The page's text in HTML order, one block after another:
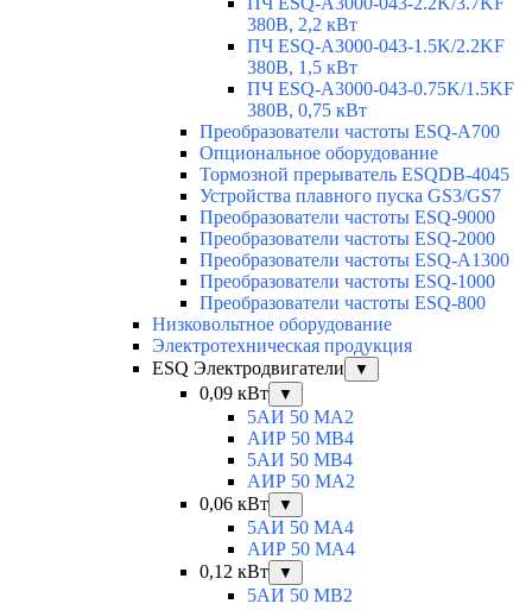
380В, 2,2 кВт
ПЧ ESQ-A3000-043-1.5K/2.2KF
380В, 1,5 кВт
ПЧ ESQ-A3000-043-0.75K/1.5KF
380В, 0,75 кВт
Преобразователи частоты ESQ-A700
Опциональное оборудование
Тормозной прерыватель ESQDB-4045
Устройства плавного пуска GS3/GS7
Преобразователи частоты ESQ-9000
Преобразователи частоты ESQ-2000
Преобразователи частоты ESQ-A1300
Преобразователи частоты ESQ-1000
Преобразователи частоты ESQ-800
Низковольтное оборудование
Электротехническая продукция
ESQ Электродвигатели
▼
0,09 кВт ▼
5АИ 50 МА2
АИР 50 МВ4
5АИ 50 МB4
АИР 50 МА2
0,06 кВт
▼
5АИ 50 МА4
АИР 50 MA4
0,12 кВт
▼
5АИ 50 МB2